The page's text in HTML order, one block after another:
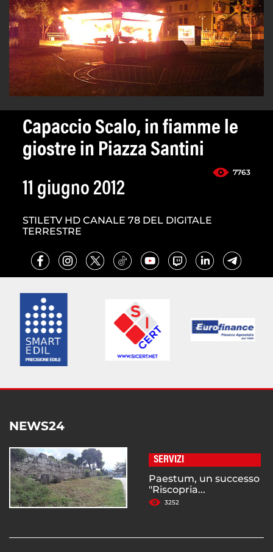
Capaccio Scalo, in fiamme le
giostre in Piazza Santini
7763
11 giugno 2012
STILETV HD CANALE 78 DEL DIGITALE
TERRESTRE
NEWS24
SERVIZI
Paestum, un successo
"Riscopria...
3252